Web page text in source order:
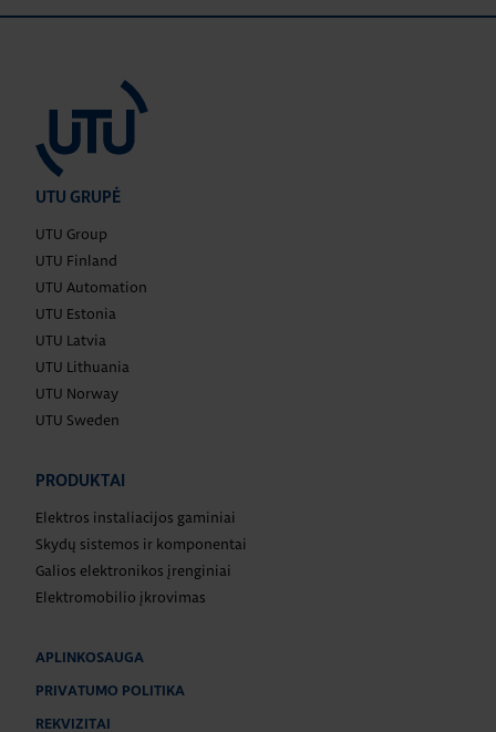
UTU GRUPĖ
UTU Group
UTU Finland
UTU Automation
UTU Estonia
UTU Latvia
UTU Lithuania
UTU Norway
UTU Sweden
PRODUKTAI
Elektros instaliacijos gaminiai
Skydų sistemos ir komponentai
Galios elektronikos įrenginiai
Elektromobilio įkrovimas
APLINKOSAUGA
PRIVATUMO POLITIKA
REKVIZITAI